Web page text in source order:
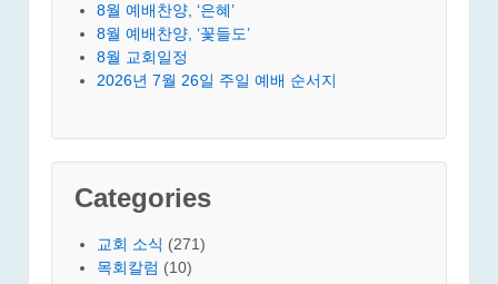
8월 예배찬양, ‘은혜’
8월 예배찬양, ‘꽃들도’
8월 교회일정
2026년 7월 26일 주일 예배 순서지
Categories
교회 소식 (271)
목회칼럼 (10)